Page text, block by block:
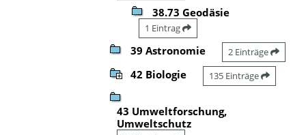
38.73 Geodäsie
1 Eintrag
39 Astronomie 2 Einträge
42 Biologie 135 Einträge
43 Umweltforschung,
Umweltschutz